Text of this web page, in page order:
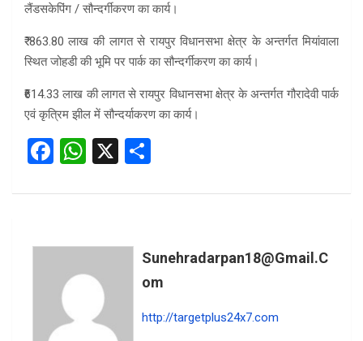
लैंडसकेपिंग / सौन्दर्गीकरण का कार्य।
₹ 863.80 लाख की लागत से रायपुर विधानसभा क्षेत्र के अन्तर्गत मियांवाला
स्थित जोहडी की भूमि पर पार्क का सौन्दर्गीकरण का कार्य।
₹614.33 लाख की लागत से रायपुर विधानसभा क्षेत्र के अन्तर्गत गौरादेवी पार्क
एवं कृत्रिम झील में सौन्दर्याकरण का कार्य।
F
ce
o
o
k
W
at
A
p
p
X
ar
Sunehradarpan18@gmail.c
Om
http://targetplus24x7.com